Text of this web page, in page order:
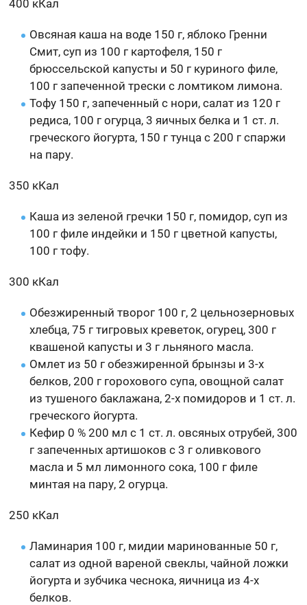
400 кКал
Овсяная каша на воде 150 г, яблоко Гренни
Смит, суп из 100 г картофеля, 150 г
брюссельской капусты и 50 г куриного филе,
100 г запеченной трески с ломтиком лимона.
Тофу 150 г, запеченный с нори, салат из 120 г
редиса, 100 г огурца, 3 яичных белка и 1 ст. л.
греческого йогурта, 150 г тунца с 200 г спаржи
на пару.
350 кКал
Каша из зеленой гречки 150 г, помидор, суп из
100 г филе индейки и 150 г цветной капусты,
100 г тофу.
300 кКал
Обезжиренный творог 100 г, 2 цельнозерновых
хлебца, 75 г тигровых креветок, огурец, 300 г
квашеной капусты и 3 г льняного масла.
Омлет из 50 г обезжиренной брынзы и 3-х
белков, 200 г горохового супа, овощной салат
из тушеного баклажана, 2-х помидоров и 1 ст. л.
греческого йогурта.
Кефир 0 % 200 мл с 1 ст. л. овсяных отрубей, 300
г запеченных артишоков с 3 г оливкового
масла и 5 мл лимонного сока, 100 г филе
минтая на пару, 2 огурца.
250 кКал
Ламинария 100 г, мидии маринованные 50 г,
салат из одной вареной свеклы, чайной ложки
йогурта и зубчика чеснока, яичница из 4-х
белков.